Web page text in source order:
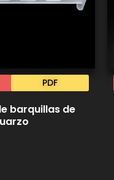
PDF
barquillas de